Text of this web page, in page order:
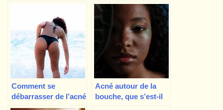
de pomme –
et précautions à
prendre
Comment aide-t-il à
perdre du poids ?
Comment se
débarrasser de l’acné
des fesses à la
Acné autour de la
bouche, que s’est-il